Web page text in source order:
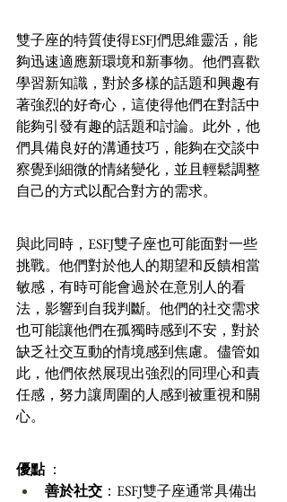
雙子座的特質使得ESFJ們思維靈活，能
夠迅速適應新環境和新事物。他們喜歡
學習新知識，對於多樣的話題和興趣有
著強烈的好奇心，這使得他們在對話中
能夠引發有趣的話題和討論。此外，他
們具備良好的溝通技巧，能夠在交談中
察覺到細微的情緒變化，並且輕鬆調整
自己的方式以配合對方的需求。
與此同時，ESFJ雙子座也可能面對一些
挑戰。他們對於他人的期望和反饋相當
敏感，有時可能會過於在意別人的看
法，影響到自我判斷。他們的社交需求
也可能讓他們在孤獨時感到不安，對於
缺乏社交互動的情境感到焦慮。儘管如
此，他們依然展現出強烈的同理心和責
任感，努力讓周圍的人感到被重視和關
心。
優點 ：
善於社交 ：ESFJ雙子座通常具備出